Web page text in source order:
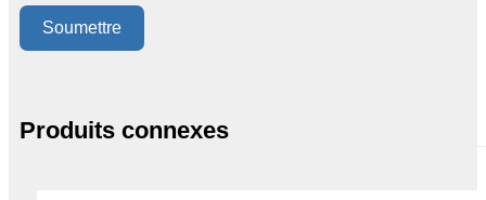
Soumettre
Produits connexes